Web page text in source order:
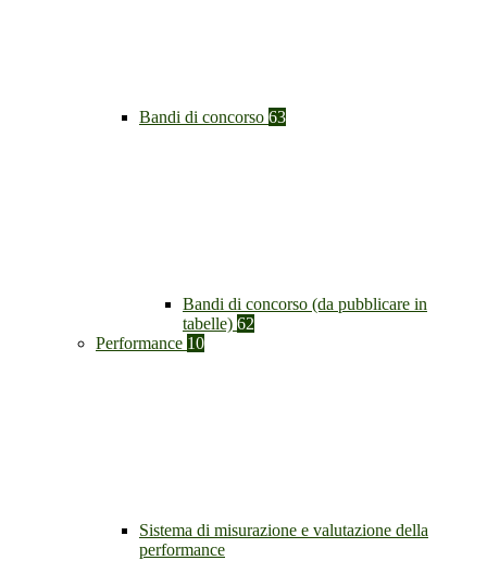
Bandi di concorso 63
Bandi di concorso (da pubblicare in
tabelle) 62
Performance 10
Sistema di misurazione e valutazione della
performance